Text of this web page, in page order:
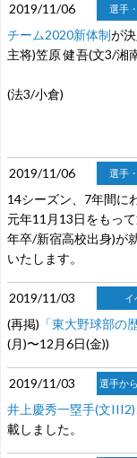
2019/11/06 選手
チーム2020新体制が決
主将)笠原 健吾(文3/湘
副将)宇佐美
(法3/小倉)
主務)玉村
副務)松田
2019/11/06 選手
14シーズン、7年間に
元年11月13日をもっ
年卒/新宿高校出身)が
いたします。
2019/11/03 イ
(再掲) 「東大野球部の
(月)〜12月6日(金))
2019/11/03 選手か
井上慶秀一塁手(文
載しました。